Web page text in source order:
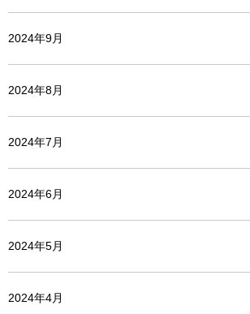
2024年9月
2024年8月
2024年7月
2024年6月
2024年5月
2024年4月